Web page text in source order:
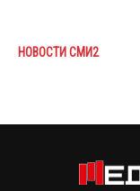
НОВОСТИ СМИ2